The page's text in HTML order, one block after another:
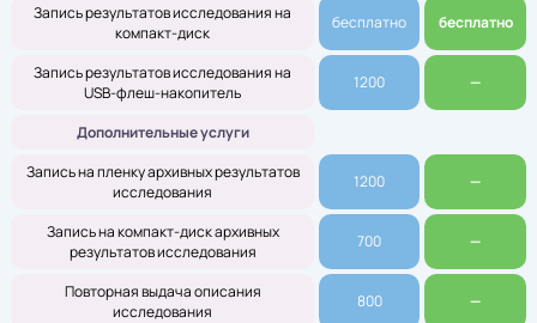
Запись результатов исследования на
компакт-диск
бесплатно бесплатно
Запись результатов исследования на
USB-флеш-накопитель
1200 —
Дополнительные услуги
Запись на пленку архивных результатов
исследования
1200 —
Запись на компакт-диск архивных
результатов исследования
700 —
Повторная выдача описания
исследования
800 —